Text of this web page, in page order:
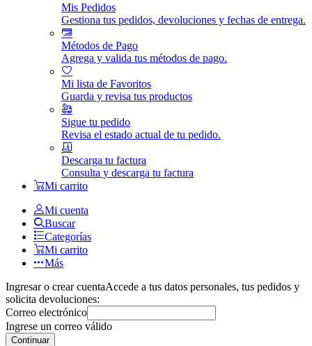
Mis Pedidos
Gestiona tus pedidos, devoluciones y fechas de entrega.
Métodos de Pago
Agrega y valida tus métodos de pago.
Mi lista de Favoritos
Guarda y revisa tus productos
Sigue tu pedido
Revisa el estado actual de tu pedido.
Descarga tu factura
Consulta y descarga tu factura
Mi carrito
Mi cuenta
Buscar
Categorías
Mi carrito
Más
Ingresar o crear cuentaAccede a tus datos personales, tus pedidos y
solicita devoluciones:
Correo electrónico
Ingrese un correo válido
Continuar